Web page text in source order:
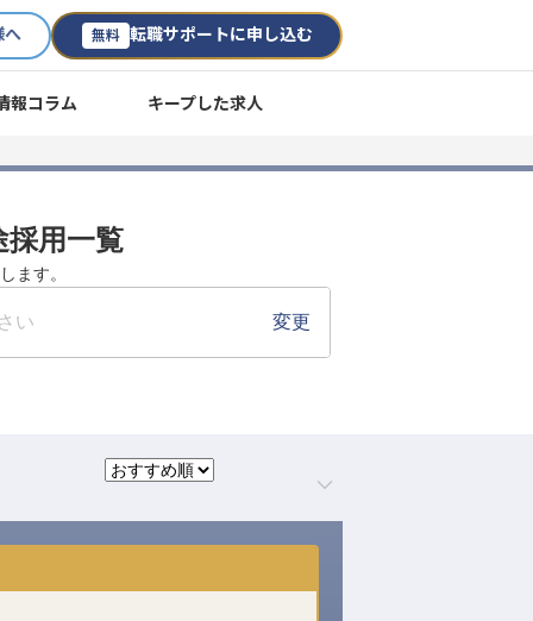
へ 無料 転職サポートに申し込む
報コラム キープした求人
用一覧
ます。
い 変更